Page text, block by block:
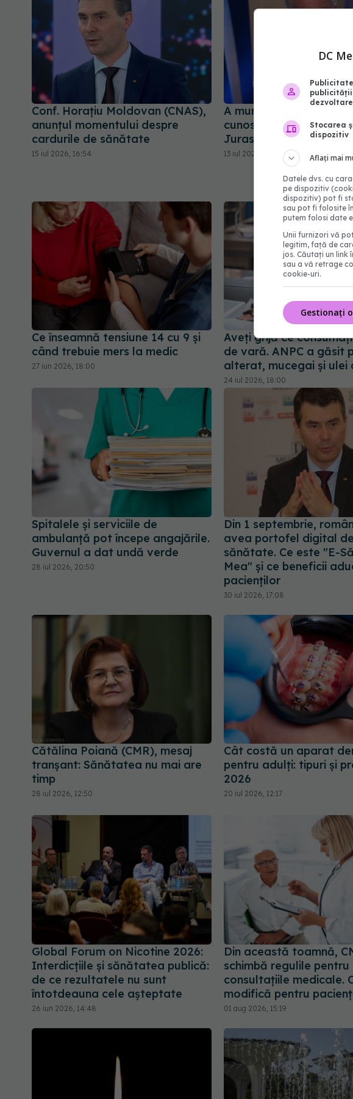
Conf. Horațiu Moldovan (CNAS),
anunțul momentului despre
cardurile de sănătate
15 iul 2026, 16:54
A murit actorul Sam
cunoscut pentru rolul
Jurassic Park
13 iul 2026, 11:23
Ce înseamnă tensiune 14 cu 9 și
când trebuie mers la medic
27 iun 2026, 18:00
Aveți grijă ce
de vară. ANPC a găsit
alterat, mucegai și
24 iul 2026, 18:00
Spitalele și serviciile de
ambulanță pot începe angajările.
Guvernul a dat undă verde
28 iul 2026, 20:50
Din 1 septembrie,
avea portofel digital de
sănătate. Ce este "E-
Mea" și ce beneficii
pacienților
30 iul 2026, 17:08
Cătălina Poiană (CMR), mesaj
tranșant: Sănătatea nu mai are
timp
28 iul 2026, 12:50
Cât costă un aparat
pentru adulți: tipuri și
2026
20 iul 2026, 12:17
Global Forum on Nicotine 2026:
Interdicțiile și sănătatea publică:
de ce rezultatele nu sunt
întotdeauna cele așteptate
26 iun 2026, 14:48
Din această toamnă,
schimbă regulile pentru
consultațiile medicale.
modifică pentru
01 aug 2026, 15:19
DC
Stocarea
dispozitiv
Aflați mai
Datele dvs. cu
pe dispozitiv
dispozitiv) pot fi
sau pot fi folosite
putem folosi date
Unii furnizori vă
legitim, față de
jos. Căutați un link
sau a vă retrage
cookie-uri.
Gestionați